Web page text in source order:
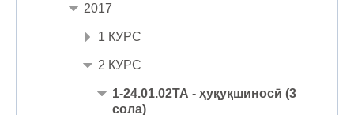
2017
1 КУРС
2 КУРС
1-24.01.02ТА - ҳуқуқшиносӣ (3
сола)